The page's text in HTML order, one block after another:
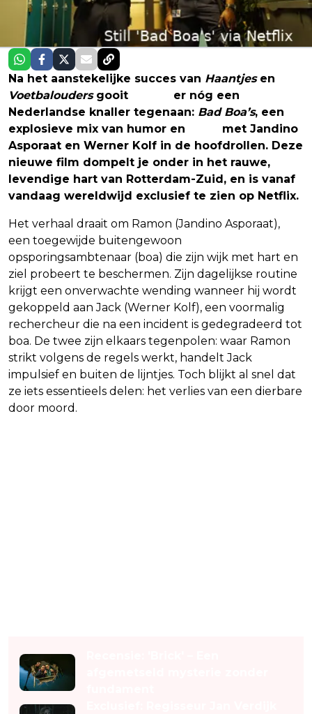
Na het aanstekelijke succes van Haantjesen
Voetbaloudersgooit
er nóg een
Nederlandse knaller tegenaan: Bad Boa’s, een
explosieve mix van humor en
met Jandino
Asporaat en Werner Kolf in de hoofdrollen. Deze
nieuwe film dompelt je onder in het rauwe,
levendige hart van Rotterdam-Zuid, en is vanaf
vandaag wereldwijd exclusief te zien op Netflix.
Het verhaal draait om Ramon (Jandino Asporaat),
een toegewijde buitengewoon
opsporingsambtenaar (boa) die zijn wijk met hart en
ziel probeert te beschermen. Zijn dagelijkse routine
krijgt een onverwachte wending wanneer hij wordt
gekoppeld aan Jack (Werner Kolf), een voormalig
rechercheur die na een incident is gedegradeerd tot
boa. De twee zijn elkaars tegenpolen: waar Ramon
strikt volgens de regels werkt, handelt Jack
impulsief en buiten de lijntjes. Toch blijkt al snel dat
ze iets essentieels delen: het verlies van een dierbare
door moord.